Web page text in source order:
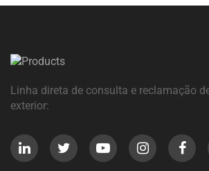
Linha direta de consulta e reclamação
exterior: